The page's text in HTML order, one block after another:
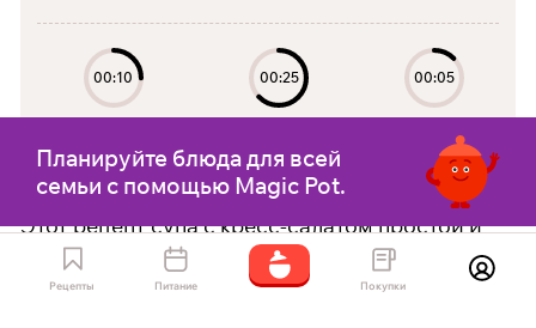
Рецепты Питание Покупки
00:10 00:25 00:05
Этот рецепт супа с кресс-салатом простой и
вкусный, идеально подходит для легкого и
питательного обеда или ужина.
Планируйте блюда для всей
семьи с помощью Magic Pot.